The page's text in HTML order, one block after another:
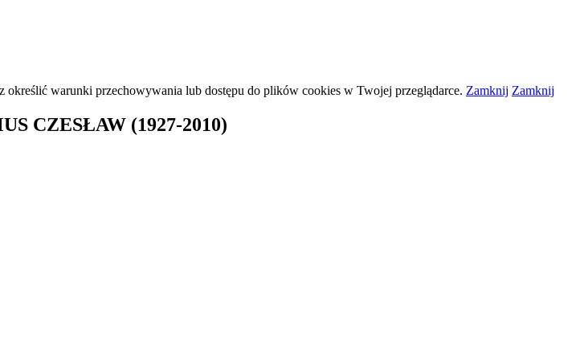
określić warunki przechowywania lub dostępu do plików cookies w Twojej przeglądarce. Zamknij Zamknij
CZESŁAW (1927-2010)